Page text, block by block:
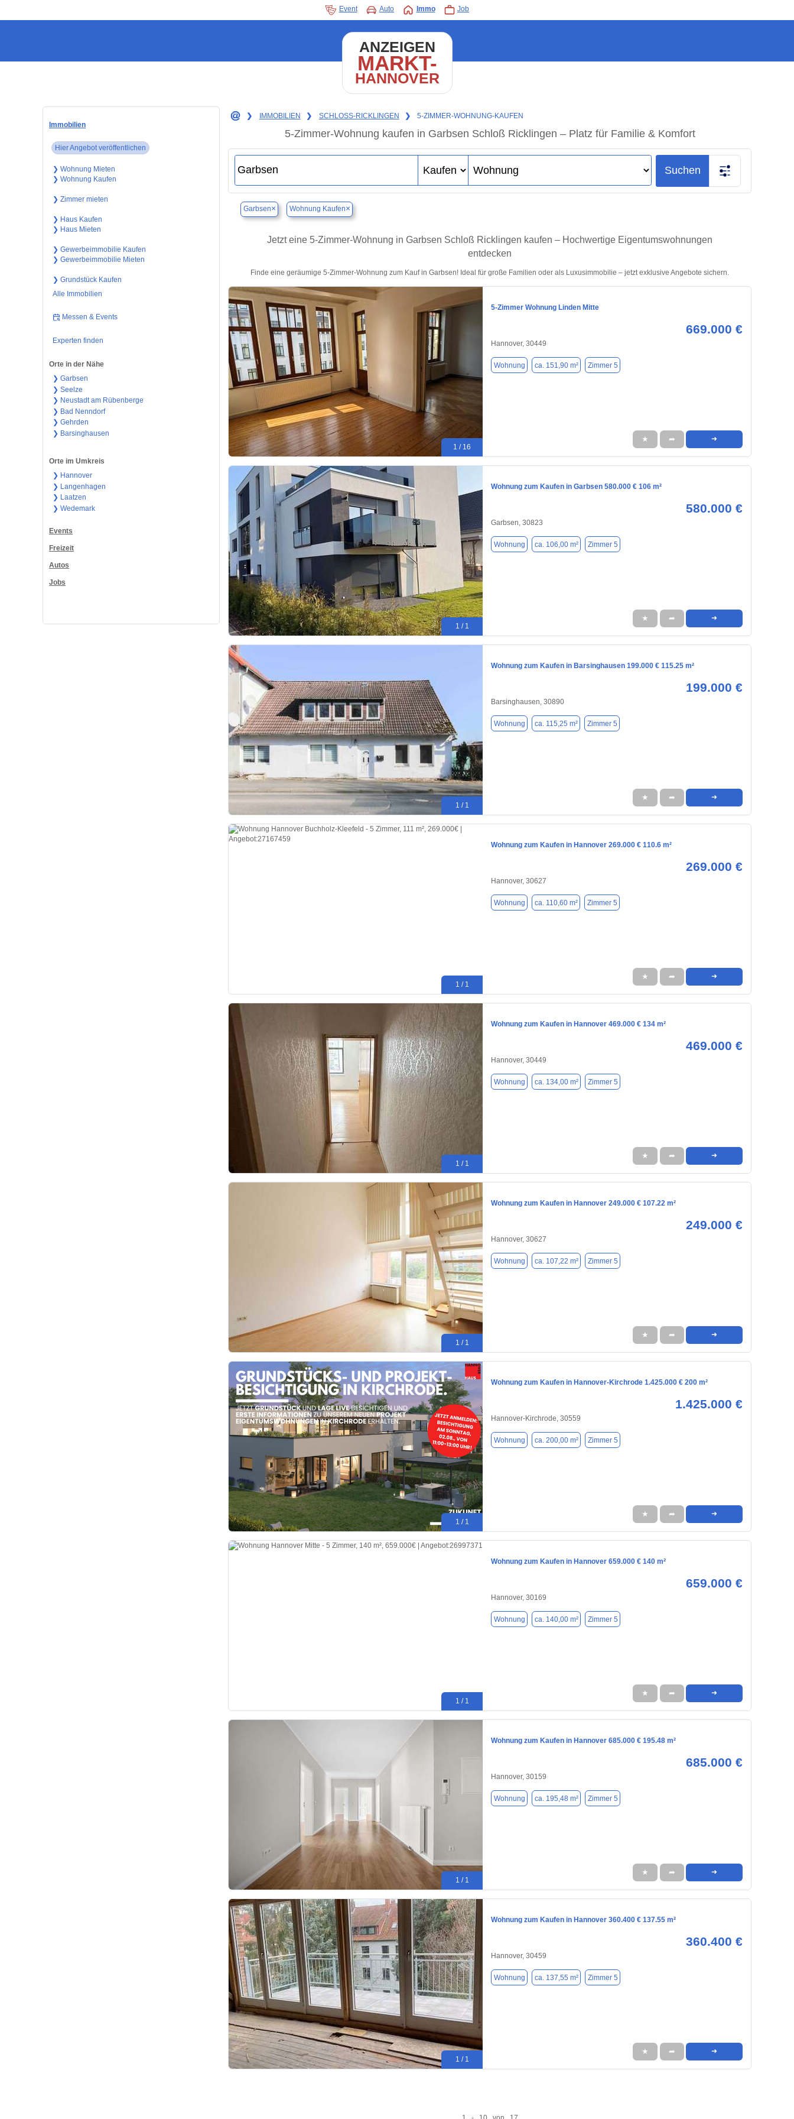
Event Auto Immo Job
ANZEIGEN
MARKT-
HANNOVER
Immobilien
Hier Angebot veröffentlichen
❯ Wohnung Mieten
❯ Wohnung Kaufen
❯ Zimmer mieten
❯ Haus Kaufen
❯ Haus Mieten
❯ Gewerbeimmobilie Kaufen
❯ Gewerbeimmobilie Mieten
❯ Grundstück Kaufen
Alle Immobilien
Messen & Events
Experten finden
Orte in der Nähe
❯ Garbsen
❯ Seelze
❯ Neustadt am Rübenberge
❯ Bad Nenndorf
❯ Gehrden
❯ Barsinghausen
Orte im Umkreis
❯ Hannover
❯ Langenhagen
❯ Laatzen
❯ Wedemark
Events
Freizeit
Autos
Jobs
❯ IMMOBILIEN ❯ SCHLOSS-RICKLINGEN ❯ 5-ZIMMER-WOHNUNG-KAUFEN
5-Zimmer-Wohnung kaufen in Garbsen Schloß Ricklingen – Platz für Familie & Komfort
Suchen
Garbsen× Wohnung Kaufen×
Jetzt eine 5-Zimmer-Wohnung in Garbsen Schloß Ricklingen kaufen – Hochwertige Eigentumswohnungen
entdecken
Finde eine geräumige 5-Zimmer-Wohnung zum Kauf in Garbsen! Ideal für große Familien oder als Luxusimmobilie – jetzt exklusive Angebote sichern.
1 / 16
5-Zimmer Wohnung Linden Mitte
669.000 €
Hannover, 30449
Wohnung ca. 151,90 m² Zimmer 5
★ ➦ ➜
1 / 1
Wohnung zum Kaufen in Garbsen 580.000 € 106 m²
580.000 €
Garbsen, 30823
Wohnung ca. 106,00 m² Zimmer 5
★ ➦ ➜
1 / 1
Wohnung zum Kaufen in Barsinghausen 199.000 € 115.25 m²
199.000 €
Barsinghausen, 30890
Wohnung ca. 115,25 m² Zimmer 5
★ ➦ ➜
1 / 1
Wohnung zum Kaufen in Hannover 269.000 € 110.6 m²
269.000 €
Hannover, 30627
Wohnung ca. 110,60 m² Zimmer 5
★ ➦ ➜
1 / 1
Wohnung zum Kaufen in Hannover 469.000 € 134 m²
469.000 €
Hannover, 30449
Wohnung ca. 134,00 m² Zimmer 5
★ ➦ ➜
1 / 1
Wohnung zum Kaufen in Hannover 249.000 € 107.22 m²
249.000 €
Hannover, 30627
Wohnung ca. 107,22 m² Zimmer 5
★ ➦ ➜
1 / 1
Wohnung zum Kaufen in Hannover-Kirchrode 1.425.000 € 200 m²
1.425.000 €
Hannover-Kirchrode, 30559
Wohnung ca. 200,00 m² Zimmer 5
★ ➦ ➜
1 / 1
Wohnung zum Kaufen in Hannover 659.000 € 140 m²
659.000 €
Hannover, 30169
Wohnung ca. 140,00 m² Zimmer 5
★ ➦ ➜
1 / 1
Wohnung zum Kaufen in Hannover 685.000 € 195.48 m²
685.000 €
Hannover, 30159
Wohnung ca. 195,48 m² Zimmer 5
★ ➦ ➜
1 / 1
Wohnung zum Kaufen in Hannover 360.400 € 137.55 m²
360.400 €
Hannover, 30459
Wohnung ca. 137,55 m² Zimmer 5
★ ➦ ➜